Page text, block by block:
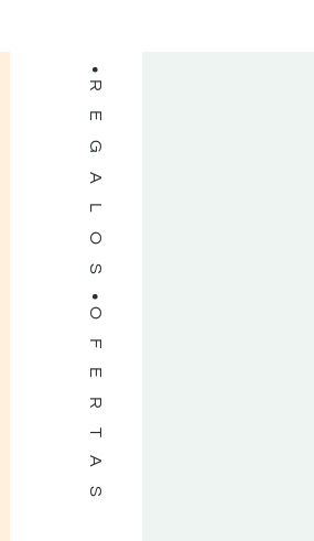
REGALOS
OFERTAS